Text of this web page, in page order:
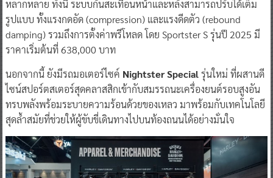
หลากหลาย ทั้งนี้ ระบบกันสะเทือนหน้าและหลังสามารถปรับได้เต็ม
รูปแบบ ทั้งแรงกดอัด (compression) และแรงดีดตัว (rebound
damping) รวมถึงการตั้งค่าพรีโหลด โดย Sportster S รุ่นปี 2025 มี
ราคาเริ่มต้นที่ 638,000 บาท
นอกจากนี้ ยังมีรถมอเตอร์ไซค์ Nightster Specialรุ่นใหม่ ที่ผสานดี
ไซน์สปอร์ตสเตอร์สุดคลาสสิกเข้ากับสมรรถนะเครื่องยนต์รอบสูงอัน
ทรบพลังพร้อมระบายความร้อนด้วยของเหลว มาพร้อมกับเทคโนโลยี
สุดล้ำสมัยที่ช่วยให้ผู้ขับขี่เดินทางไปบนท้องถนนได้อย่างมั่นใจ